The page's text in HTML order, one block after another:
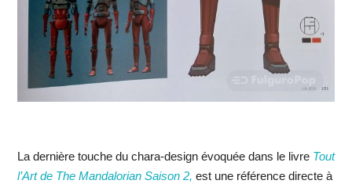
La dernière touche du chara-design évoquée dans le livre Tout
l’Art de The Mandalorian Saison 2, est une référence directe à